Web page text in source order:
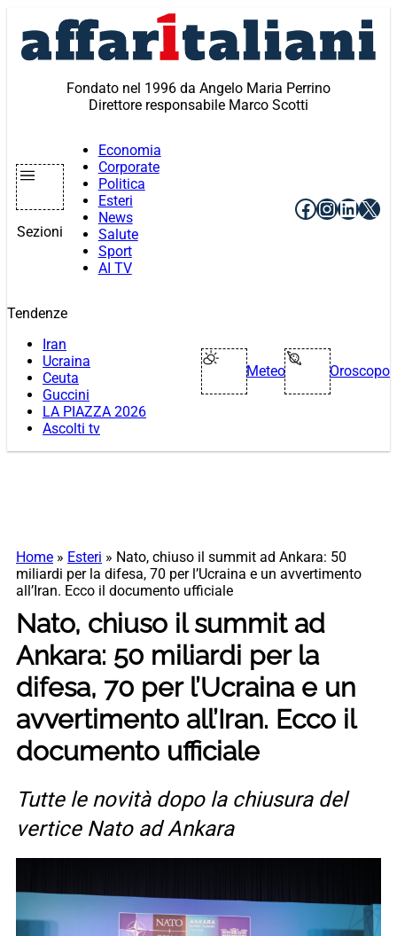
contenuto
Fondato nel 1996 da Angelo Maria Perrino
Direttore responsabile Marco Scotti
Sezioni
Economia
Corporate
Politica
Esteri
News
Salute
Sport
AI TV
Facebook
X
Tendenze
Iran
Ucraina
Ceuta
Guccini
LA PIAZZA 2026
Ascolti tv
Meteo Oroscopo
Home » Esteri » Nato, chiuso il summit ad Ankara: 50
miliardi per la difesa, 70 per l’Ucraina e un avvertimento
all’Iran. Ecco il documento ufficiale
Nato, chiuso il summit ad
Ankara: 50 miliardi per la
difesa, 70 per l’Ucraina e un
avvertimento all’Iran. Ecco il
documento ufficiale
Tutte le novità dopo la chiusura del
vertice Nato ad Ankara